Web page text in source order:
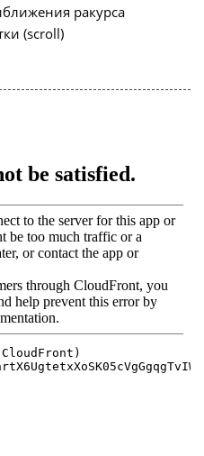
ракурса
(scroll)